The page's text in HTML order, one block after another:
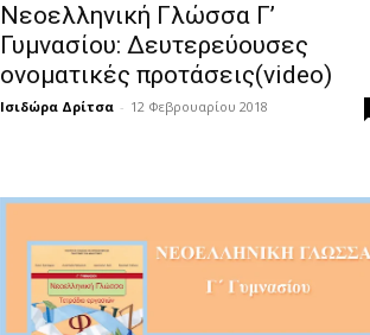
Νεοελληνική Γλώσσα Γ’
Γυμνασίου: Δευτερεύουσες
ονοματικές προτάσεις(video)
Ισιδώρα Δρίτσα - 12 Φεβρουαρίου 2018